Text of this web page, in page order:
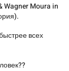
Wagner Moura in
всех